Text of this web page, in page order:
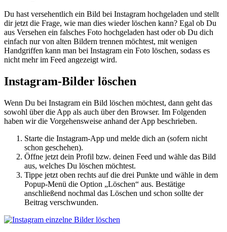
Du hast versehentlich ein Bild bei Instagram hochgeladen und stellt
dir jetzt die Frage, wie man dies wieder löschen kann? Egal ob Du
aus Versehen ein falsches Foto hochgeladen hast oder ob Du dich
einfach nur von alten Bildern trennen möchtest, mit wenigen
Handgriffen kann man bei Instagram ein Foto löschen, sodass es
nicht mehr im Feed angezeigt wird.
Instagram-Bilder löschen
Wenn Du bei Instagram ein Bild löschen möchtest, dann geht das
sowohl über die App als auch über den Browser. Im Folgenden
haben wir die Vorgehensweise anhand der App beschrieben.
Starte die Instagram-App und melde dich an (sofern nicht
schon geschehen).
Öffne jetzt dein Profil bzw. deinen Feed und wähle das Bild
aus, welches Du löschen möchtest.
Tippe jetzt oben rechts auf die drei Punkte und wähle in dem
Popup-Menü die Option „Löschen“ aus. Bestätige
anschließend nochmal das Löschen und schon sollte der
Beitrag verschwunden.